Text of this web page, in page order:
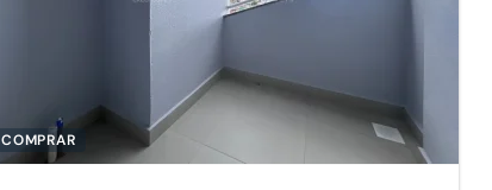
COMPRAR